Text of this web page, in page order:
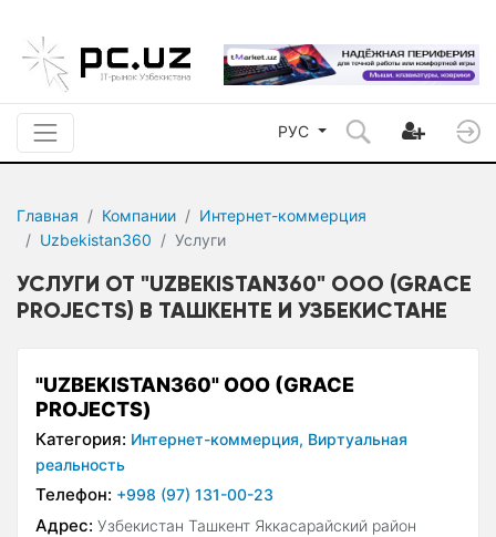
РУС
Главная Компании
Интернет-коммерция
Uzbekistan360
Услуги
УСЛУГИ ОТ "UZBEKISTAN360" ООО (GRACE
PROJECTS) В ТАШКЕНТЕ И УЗБЕКИСТАНЕ
"UZBEKISTAN360" ООО (GRACE
PROJECTS)
Категория: Интернет-коммерция, Виртуальная
реальность
Телефон: +998 (97) 131-00-23
Адрес: Узбекистан Ташкент Яккасарайский район